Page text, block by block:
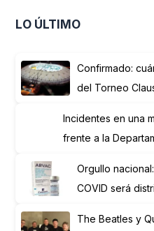
LO ÚLTIMO
Confirmado:
del Torneo
Incidentes en una
frente a la
Orgullo
COVID será
The Beatles y